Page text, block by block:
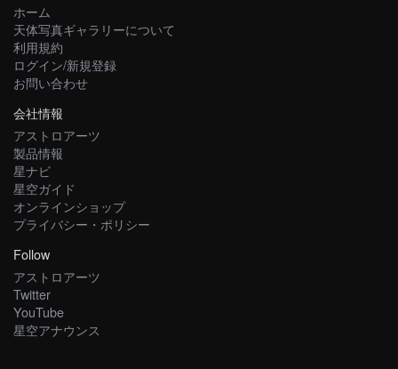
ホーム
天体写真ギャラリーについて
利用規約
ログイン/新規登録
お問い合わせ
会社情報
アストロアーツ
製品情報
星ナビ
星空ガイド
オンラインショップ
プライバシー・ポリシー
Follow
アストロアーツ
Twitter
YouTube
星空アナウンス